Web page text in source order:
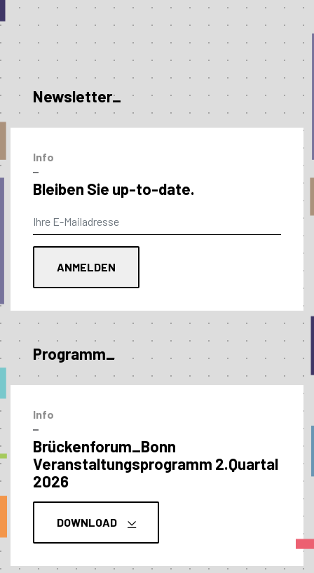
Newsletter_
Info
–
Bleiben Sie up-to-date.
Programm_
Info
–
Brückenforum_Bonn
Veranstaltungs­programm 2.Quartal
2026
DOWNLOAD